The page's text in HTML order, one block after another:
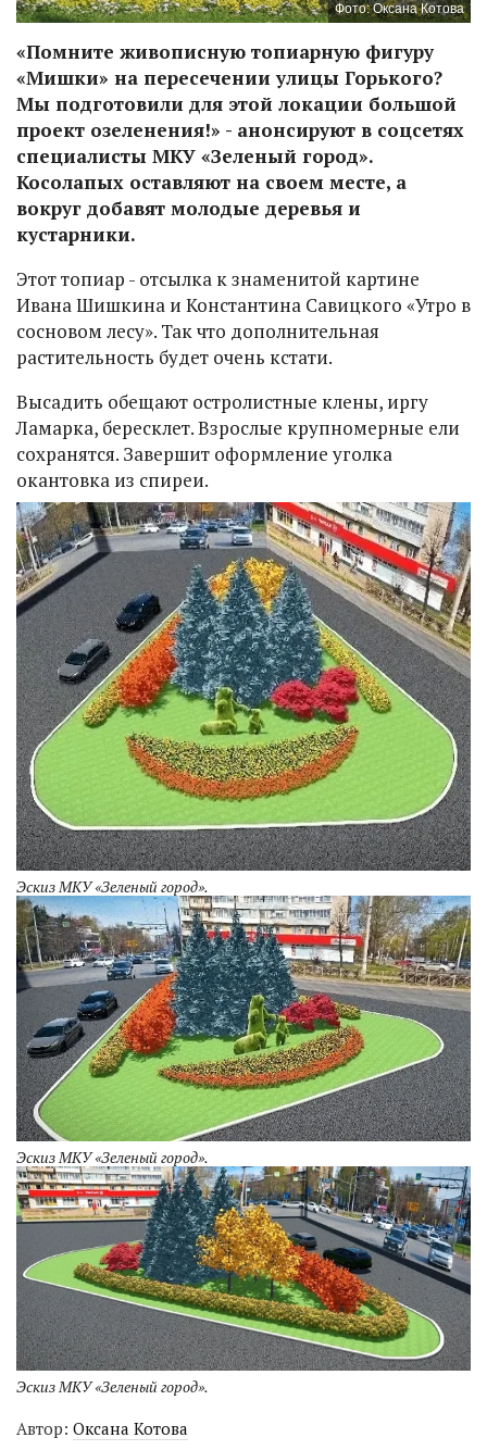
Фото: Оксана Котова
«Помните живописную топиарную фигуру
«Мишки» на пересечении улицы Горького?
Мы подготовили для этой локации большой
проект озеленения!» - анонсируют в соцсетях
специалисты МКУ «Зеленый город».
Косолапых оставляют на своем месте, а
вокруг добавят молодые деревья и
кустарники.
Этот топиар - отсылка к знаменитой картине
Ивана Шишкина и Константина Савицкого «Утро в
сосновом лесу». Так что дополнительная
растительность будет очень кстати.
Высадить обещают остролистные клены, иргу
Ламарка, бересклет. Взрослые крупномерные ели
сохранятся. Завершит оформление уголка
окантовка из спиреи.
Эскиз МКУ «Зеленый город».
Эскиз МКУ «Зеленый город».
Эскиз МКУ «Зеленый город».
Автор: Оксана Котова